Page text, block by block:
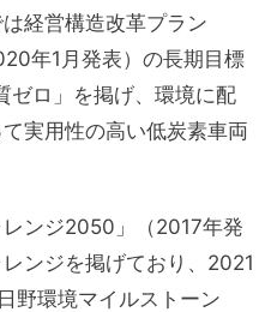
経営構造改革プラン
年1月発表）の長期目標
ゼロ」を掲げ、環境に配
実用性の高い低炭素車両
ンジ2050」（2017年発
ンジを掲げており、2021
野環境マイルストーン